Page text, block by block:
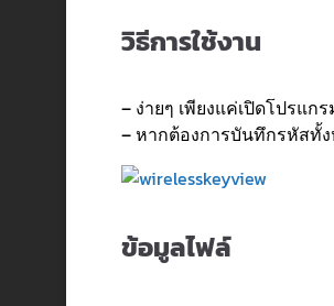
วิธีการใช้งาน
– ง่ายๆ เพียงแค่เปิดโปรแ
– หากต้องการบันทึกรหัสทั้ง
ข้อมูลไฟล์